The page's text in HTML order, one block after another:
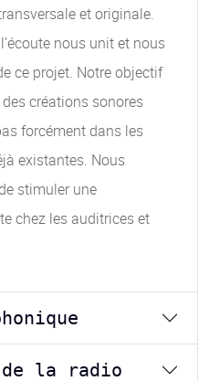
et originale.
nous unit et nous
ce projet. Notre objectif
créations sonores
forcément dans les
existantes. Nous
stimuler une
chez les auditrices et
de la radio